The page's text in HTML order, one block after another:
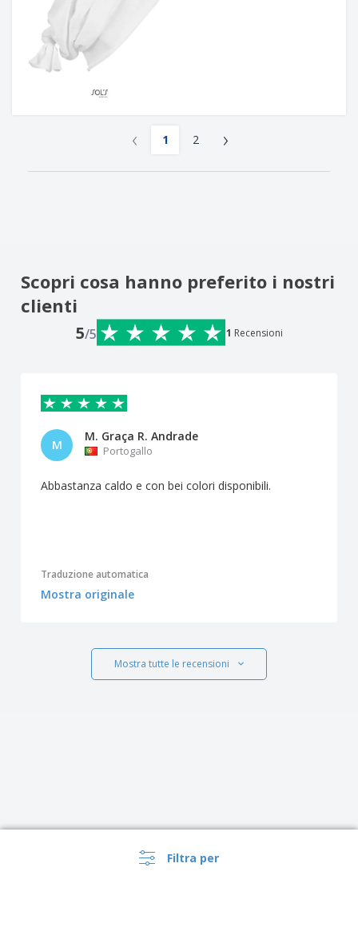
Filtra per
‹ 1 2 ›
Scopri cosa hanno preferito i nostri
clienti
5/5 1 Recensioni
M
M. Graça R. Andrade
Portogallo
Abbastanza caldo e con bei colori disponibili.
Traduzione automatica
Mostra originale
Mostra tutte le recensioni